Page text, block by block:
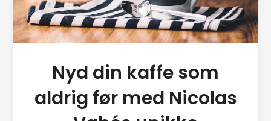
Nyd din kaffe som
aldrig før med Nicolas